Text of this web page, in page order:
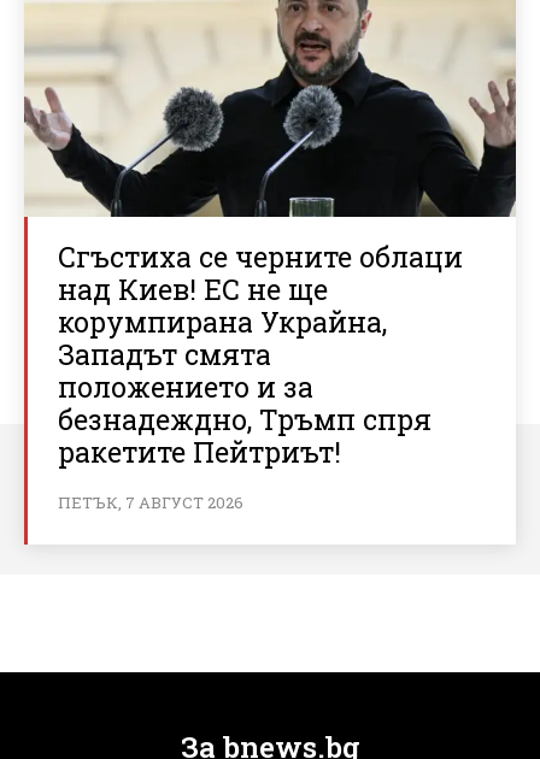
Сгъстиха се черните облаци
над Киев! ЕС не ще
корумпирана Украйна,
Западът смята
положението и за
безнадеждно, Тръмп спря
ракетите Пейтриът!
ПЕТЪК, 7 АВГУСТ 2026
За bnews.bg